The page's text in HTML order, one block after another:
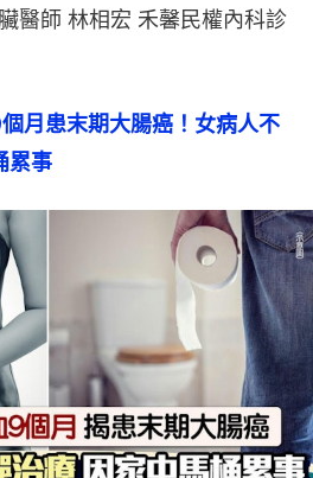
醫師 林相宏 禾馨民權內科診
月患末期大腸癌！女病人不
累事